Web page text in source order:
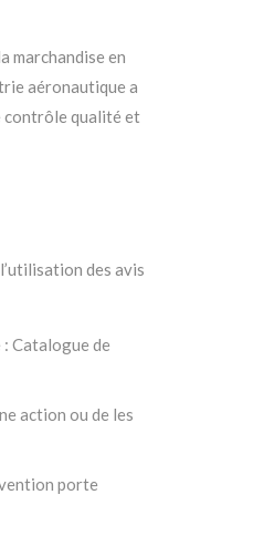
marchandise en
aéronautique a
contrôle qualité et
des avis
: Catalogue de
action ou de les
porte